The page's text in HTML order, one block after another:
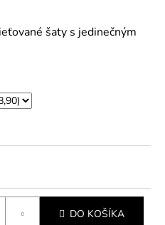
šaty s jedinečným
DO KOŠÍKA